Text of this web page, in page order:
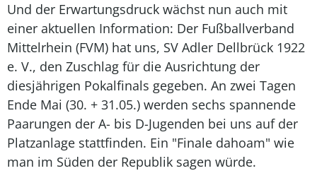
Und der Erwartungsdruck wächst nun auch mit
einer aktuellen Information: Der Fußballverband
Mittelrhein (FVM) hat uns, SV Adler Dellbrück 1922
e. V., den Zuschlag für die Ausrichtung der
diesjährigen Pokalfinals gegeben. An zwei Tagen
Ende Mai (30. + 31.05.) werden sechs spannende
Paarungen der A- bis D-Jugenden bei uns auf der
Platzanlage stattfinden. Ein "Finale dahoam" wie
man im Süden der Republik sagen würde.